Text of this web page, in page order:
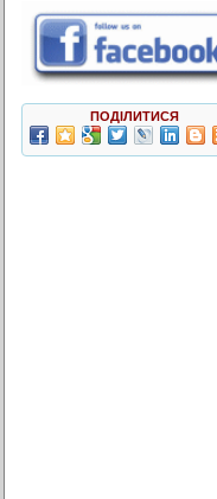
ПОДІЛИТИСЯ